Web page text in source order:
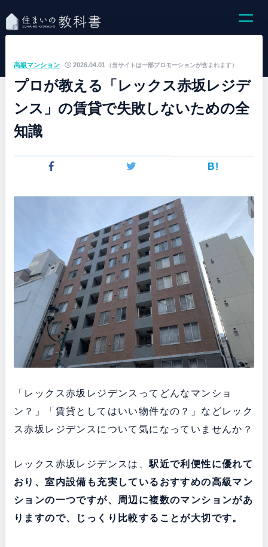
（当サイトは一部プロモーションが含まれます）
高級マンション 2026.04.01
プロが教える「レックス赤坂レジデ
ンス」の賃貸で失敗しないための全
知識
B!
「レックス赤坂レジデンスってどんなマンショ
ン？」「賃貸としてはいい物件なの？」などレック
ス赤坂レジデンスについて気になっていませんか？
レックス赤坂レジデンスは、駅近で利便性に優れて
おり 、室内設備も充実している おすすめの高級マン
ションの一つですが、周辺に複数のマンションがあ
りますので、じっくり比較することが大切です。